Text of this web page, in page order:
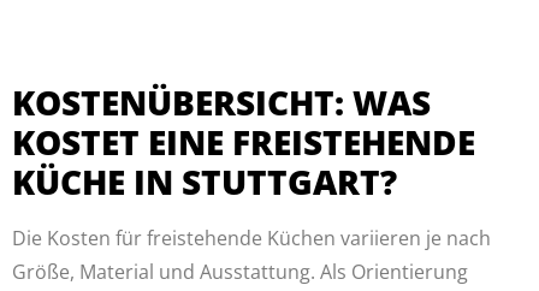
KOSTENÜBERSICHT: WAS
KOSTET EINE FREISTEHENDE
KÜCHE IN STUTTGART?
Die Kosten für freistehende Küchen variieren je nach
Größe, Material und Ausstattung. Als Orientierung